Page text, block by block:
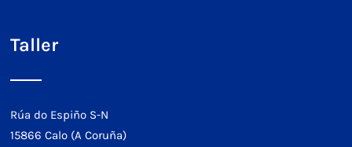
Taller
Rúa do Espiño S-N
15866 Calo (A Coruña)